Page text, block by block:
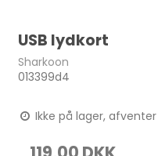
USB lydkort
Sharkoon
013399d4
Ikke på lager,